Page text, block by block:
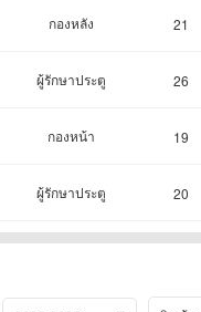
กองหลัง 21
ผู้รักษาประตู 26
กองหน้า 19
ผู้รักษาประตู 20